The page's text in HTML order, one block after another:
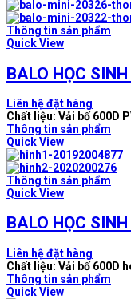
Thông tin sản phẩm
Quick View
BALO HỌC
Liên hệ đặt hàng
Chất liệu: Vải bố 600D
Thông tin sản phẩm
Quick View
Thông tin sản phẩm
Quick View
BALO HỌC
Liên hệ đặt hàng
Chất liệu: Vải bố 600D
Thông tin sản phẩm
Quick View